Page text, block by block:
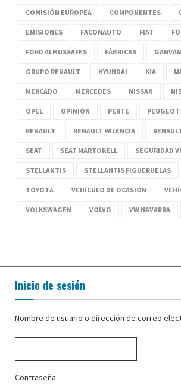
COMISIÓN EUROPEA COMPONENTES
EMISIONES FACONAUTO FIAT
FORD ALMUSSAFES FÁBRICAS GANVAM
GRUPO RENAULT HYUNDAI KIA
MERCADO MERCEDES NISSAN
OPEL OPINIÓN PERTE PEUGEOT
RENAULT RENAULT PALENCIA
SEAT SEAT MARTORELL SEGURIDAD
STELLANTIS STELLANTIS FIGUERUELAS
TOYOTA VEHÍCULO DE OCASIÓN
VOLKSWAGEN VOLVO VW NAVARRA
Inicio de sesión
Nombre de usuario o dirección de correo
Contraseña